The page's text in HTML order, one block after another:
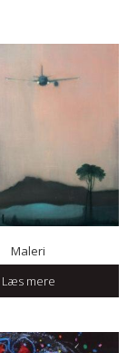
Maleri
Læs mere